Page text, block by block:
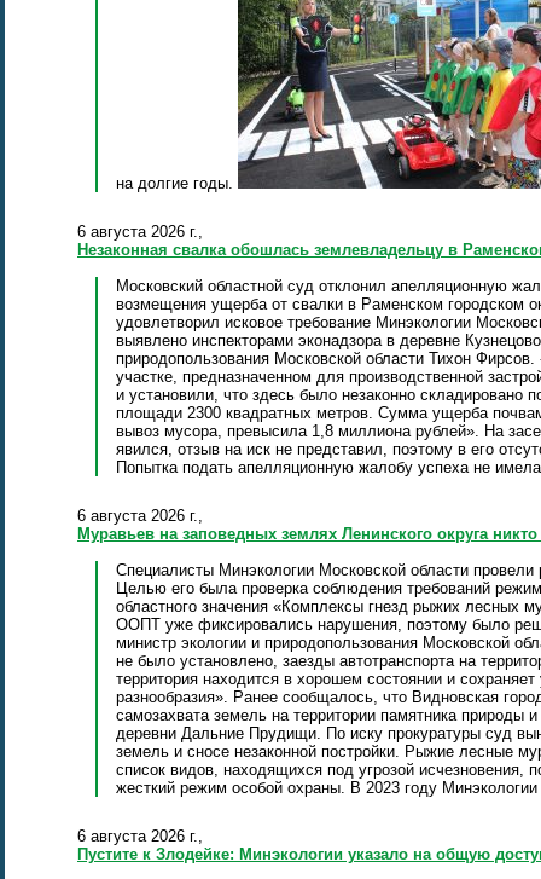
на долгие годы.
6 августа 2026 г.,
Незаконная свалка обошлась землевладельцу в
Московский областной суд отклонил апелляционную
возмещения ущерба от свалки в Раменском городском
удовлетворил исковое требование Минэкологии
выявлено инспекторами эконадзора в деревне
природопользования Московской области Тихон
участке, предназначенном для производственной
и установили, что здесь было незаконно складировано
площади 2300 квадратных метров. Сумма ущерба
вывоз мусора, превысила 1,8 миллиона рублей». На
явился, отзыв на иск не представил, поэтому в его
Попытка подать апелляционную жалобу успеха не
6 августа 2026 г.,
Муравьев на заповедных землях Ленинского округа
Специалисты Минэкологии Московской области
Целью его была проверка соблюдения требований
областного значения «Комплексы гнезд рыжих лесных
ООПТ уже фиксировались нарушения, поэтому было
министр экологии и природопользования Московской
не было установлено, заезды автотранспорта на
территория находится в хорошем состоянии и
разнообразия». Ранее сообщалось, что Видновская
самозахвата земель на территории памятника природы
деревни Дальние Прудищи. По иску прокуратуры суд
земель и сносе незаконной постройки. Рыжие лесные
список видов, находящихся под угрозой исчезновения,
жесткий режим особой охраны. В 2023 году
6 августа 2026 г.,
Пустите к Злодейке: Минэкологии указало на общую